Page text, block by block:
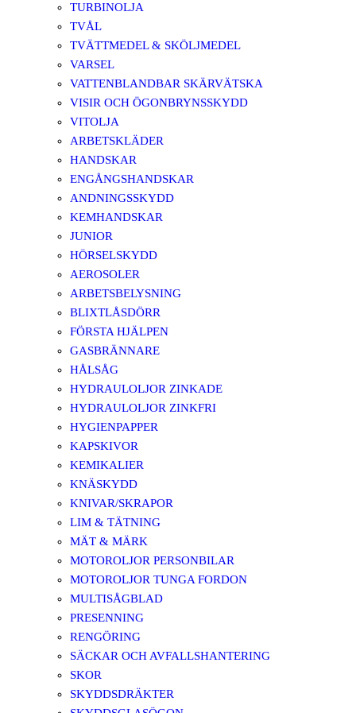
TURBINOLJA
TVÅL
TVÄTTMEDEL & SKÖLJMEDEL
VARSEL
VATTENBLANDBAR SKÄRVÄTSKA
VISIR OCH ÖGONBRYNSSKYDD
VITOLJA
ARBETSKLÄDER
HANDSKAR
ENGÅNGSHANDSKAR
ANDNINGSSKYDD
KEMHANDSKAR
JUNIOR
HÖRSELSKYDD
AEROSOLER
ARBETSBELYSNING
BLIXTLÅSDÖRR
FÖRSTA HJÄLPEN
GASBRÄNNARE
HÅLSÅG
HYDRAULOLJOR ZINKADE
HYDRAULOLJOR ZINKFRI
HYGIENPAPPER
KAPSKIVOR
KEMIKALIER
KNÄSKYDD
KNIVAR/SKRAPOR
LIM & TÄTNING
MÄT & MÄRK
MOTOROLJOR PERSONBILAR
MOTOROLJOR TUNGA FORDON
MULTISÅGBLAD
PRESENNING
RENGÖRING
SÄCKAR OCH AVFALLSHANTERING
SKOR
SKYDDSDRÄKTER